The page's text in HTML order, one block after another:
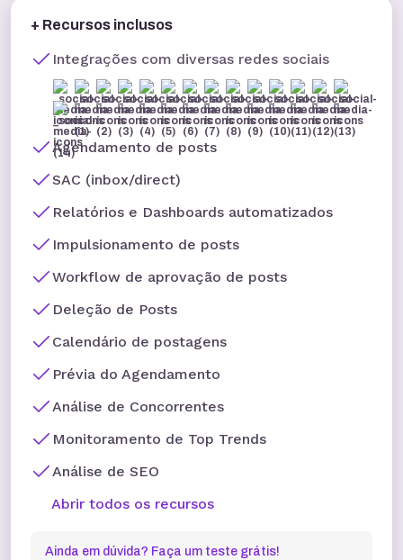
+ Recursos inclusos
Integrações com diversas redes sociais
Agendamento de posts
SAC (inbox/direct)
Relatórios e Dashboards automatizados
Impulsionamento de posts
Workflow de aprovação de posts
Deleção de Posts
Calendário de postagens
Prévia do Agendamento
Análise de Concorrentes
Monitoramento de Top Trends
Análise de SEO
Abrir todos os recursos
Ainda em dúvida? Faça um teste grátis!